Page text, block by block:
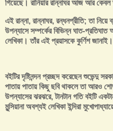
গিয়েছে। রানিয়ার রান্নাঘর আজ আর কেবল
এই রান্না, রান্নাঘর, রন্ধনপ্রীতি; তা
উপন্যাসে সম্পর্কের বিভিন্ন ঘাত-
লেখিকা। তাঁর এই প্রয়াসকে কুর্ণিশ জানাই।
বইটির দৃষ্টিনন্দন প্রচ্ছদ করেছেন শুভেন্দু
পাতায় পাতায় কিছু ছবি থাকলে তা আরও
উপন্যাসের ঝরঝরে, টানটান গতি বইটি
মুন্সিয়ানা অবশ্যই লেখিকা ইন্দিরা